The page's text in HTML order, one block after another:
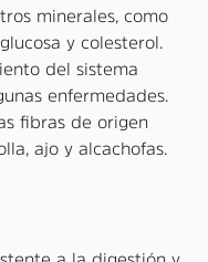
minerales, como
y colesterol.
del sistema
enfermedades.
fibras de origen
ajo y alcachofas.
a la digestión y